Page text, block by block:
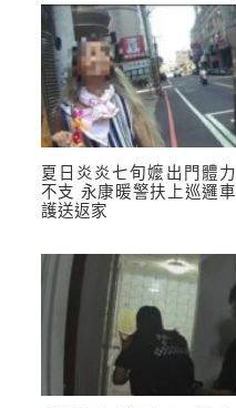
夏日炎炎七旬嬤出門體力
不支 永康暖警扶上巡邏車
護送返家